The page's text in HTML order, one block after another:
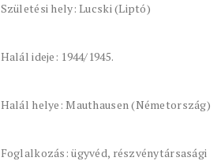
Születési hely: Lucski (Liptó)
Halál ideje: 1944/1945.
Halál helye: Mauthausen (Németország)
Foglalkozás: ügyvéd, részvénytársasági